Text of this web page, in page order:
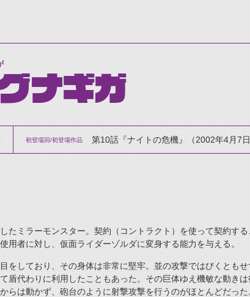
ナギガ
初登場回/初登場作品 第10話『ナイトの危機』（2002年4月7日
たミラーモンスター。契約（コントラクト）を使って契約する
用者に対し、仮面ライダーゾルダに変身する能力を与える。
をしており、その身体は非常に堅牢。並の攻撃ではびくともせ
盾代わりに利用したこともあった。その巨体ゆえ機敏な動き
らは動かず、砲台のように射撃攻撃を行うのがほとんどだった